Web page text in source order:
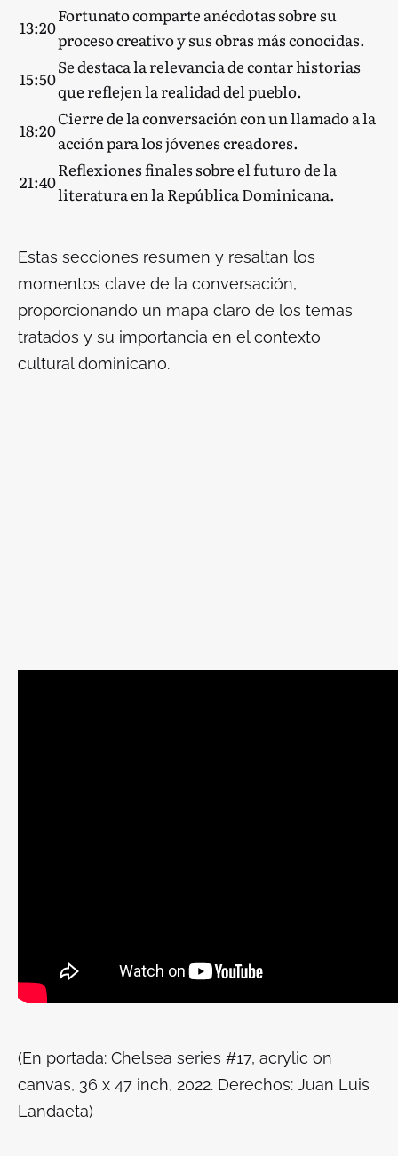
13:20
Fortunato comparte anécdotas sobre su
proceso creativo y sus obras más conocidas.
15:50
Se destaca la relevancia de contar historias
que reflejen la realidad del pueblo.
18:20
Cierre de la conversación con un llamado a la
acción para los jóvenes creadores.
21:40
Reflexiones finales sobre el futuro de la
literatura en la República Dominicana.
Estas secciones resumen y resaltan los
momentos clave de la conversación,
proporcionando un mapa claro de los temas
tratados y su importancia en el contexto
cultural dominicano.
(En portada: Chelsea series #17, acrylic on
canvas, 36 x 47 inch, 2022. Derechos: Juan Luis
Landaeta)